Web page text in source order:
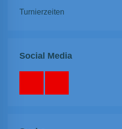
Turnierzeiten
Social Media